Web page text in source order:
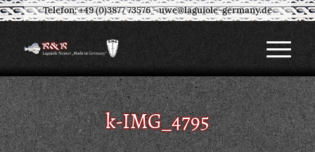
Telefon: +49 (0)3877 73576-uwe@laguiole-germany.de
k-IMG_4795